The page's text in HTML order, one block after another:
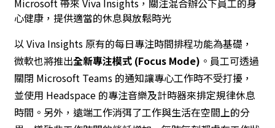
心健康，提供適當的休息與放鬆時光
以 Viva Insights 原有的每日專注時間排程功能為基礎，
微軟也將推出全新專注模式(Focus Mode) 。員工可透過
關閉 Microsoft Teams 的通知讓專心工作時不受打擾，
並使用 Headspace 的專注音樂及計時器來排定規律休息
時間。另外，遠端工作消弭了工作與生活在空間上的分